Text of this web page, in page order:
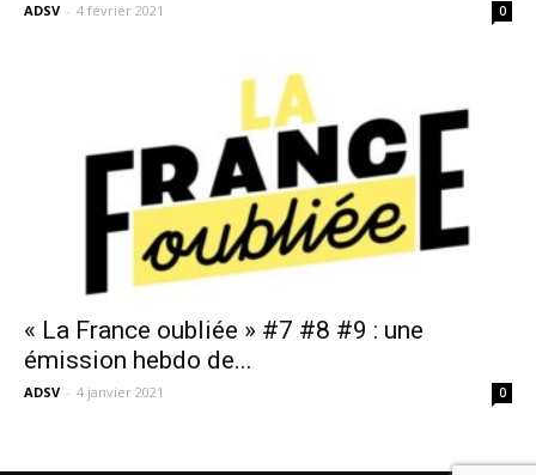
ADSV - 4 février 2021 0
« La France oubliée » #7 #8 #9 : une
émission hebdo de...
ADSV - 4 janvier 2021 0